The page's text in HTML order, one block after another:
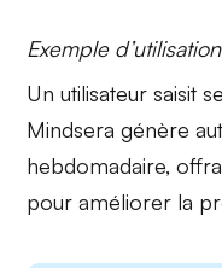
Exemple d’utilisation
Un utilisateur saisit
Mindsera génère
hebdomadaire,
pour améliorer la